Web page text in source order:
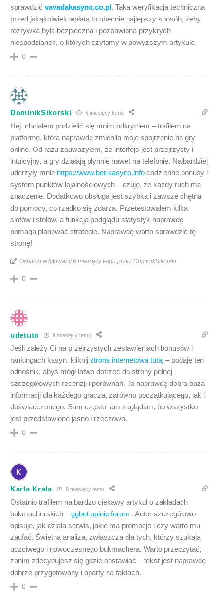
sprawdzić vavadakasyno.co.pl. Taka weryfikacja techniczna
przed jakąkolwiek wpłatą to obecnie najlepszy sposób, żeby
rozrywka była bezpieczna i pozbawiona przykrych
niespodzianek, o których czytamy w powyższym artykule.
0
DominikSikorski 6 miesięcy temu
Hej, chciałem podzielić się moim odkryciem – trafiłem na
platformę, która naprawdę zmieniła moje spojrzenie na gry
online. Od razu zauważyłem, że interfejs jest przejrzysty i
intuicyjny, a gry działają płynnie nawet na telefonie. Najbardziej
uderzyły mnie https://www.bet-kasyno.info codzienne bonusy i
system punktów lojalnościowych – czuję, że każdy ruch ma
znaczenie. Dodatkowo obsługa jest szybka i zawsze chętna
do pomocy, co rzadko się zdarza. Przetestowałem kilka
slotów i stołów, a funkcja podglądu statystyk naprawdę
pomaga planować strategie. Naprawdę warto sprawdzić tę
stronę!
Ostatnio edytowany 6 miesięcy temu przez DominikSikorski
0
udetuto 8 miesięcy temu
Jeśli zależy Ci na przejrzystych zestawieniach bonusów i
rankingach kasyn, kliknij strona internetowa tutaj – podaję ten
odnośnik, abyś mógł łatwo dotrzeć do strony pełnej
szczegółowych recenzji i porównań. To naprawdę dobra baza
informacji dla każdego gracza, zarówno początkującego, jak i
doświadczonego. Sam często tam zaglądam, bo wszystko
jest przedstawione jasno i rzeczowo.
0
Karla Krala 9 miesięcy temu
Ostatnio trafiłem na bardzo ciekawy artykuł o zakładach
bukmacherskich –ggbet opinie forum . Autor szczegółowo
opisuje, jak działa serwis, jakie ma promocje i czy warto mu
zaufać. Świetna analiza, zwłaszcza dla tych, którzy szukają
uczciwego i nowoczesnego bukmachera. Warto przeczytać,
zanim zdecydujesz się gdzie obstawiać – tekst jest naprawdę
dobrze przygotowany i oparty na faktach.
0